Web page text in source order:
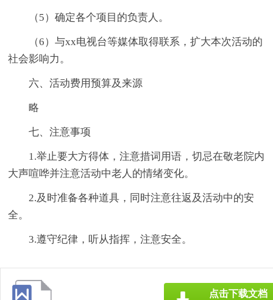
（5）确定各个项目的负责人。
（6）与xx电视台等媒体取得联系，扩大本次活动的
社会影响力。
六、活动费用预算及来源
略
七、注意事项
1.举止要大方得体，注意措词用语，切忌在敬老院内
大声喧哗并注意活动中老人的情绪变化。
2.及时准备各种道具，同时注意往返及活动中的安
全。
3.遵守纪律，听从指挥，注意安全。
点击下载文档